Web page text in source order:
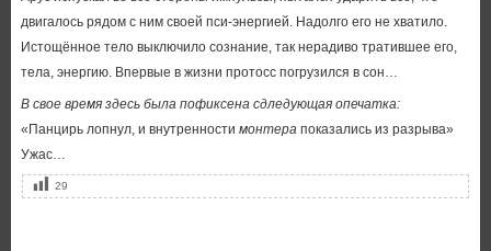
двигалось рядом с ним своей пси-энергией. Надолго его не хватило.
Истощённое тело выключило сознание, так нерадиво тратившее его,
тела, энергию. Впервые в жизни протосс погрузился в сон…
В свое время здесь была пофиксена сдледующая опечатка:
«Панцирь лопнул, и внутренности монтерапоказались из разрыва»
Ужас…
29